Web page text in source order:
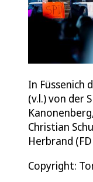
In Füssenich
(v.l.) von der
Christian
Herbrand
Copyright: